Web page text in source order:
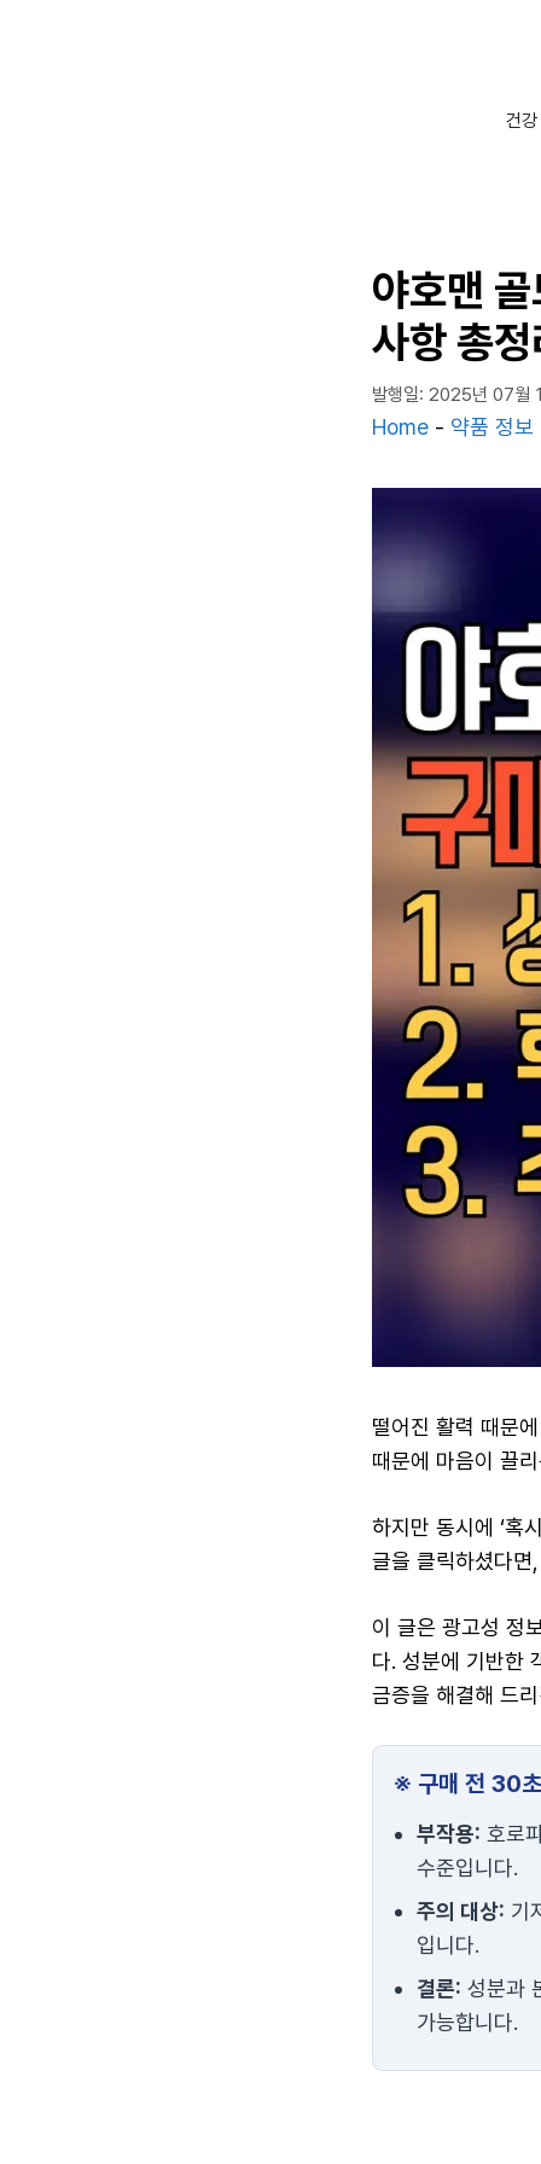
건강
야호맨
사항 총
발행일: 2025년 07월
Home - 약품 정보
떨어진 활력 때문
때문에 마음이 끌
하지만 동시에 ‘혹
글을 클릭하셨다
이 글은 광고성 정
다. 성분에 기반한
금증을 해결해 드
※ 구매 전 30
부작용: 호로
수준입니다.
주의 대상: 기
입니다.
결론: 성분과
가능합니다.